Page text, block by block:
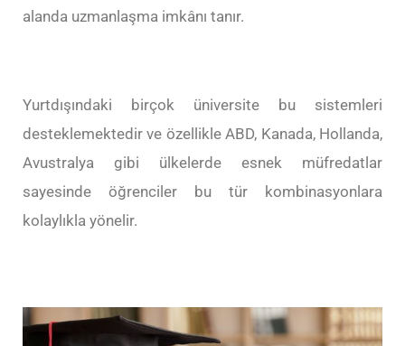
alanda uzmanlaşma imkânı tanır.
Yurtdışındaki birçok üniversite bu sistemleri
desteklemektedir ve özellikle ABD, Kanada, Hollanda,
Avustralya gibi ülkelerde esnek müfredatlar
sayesinde öğrenciler bu tür kombinasyonlara
kolaylıkla yönelir.